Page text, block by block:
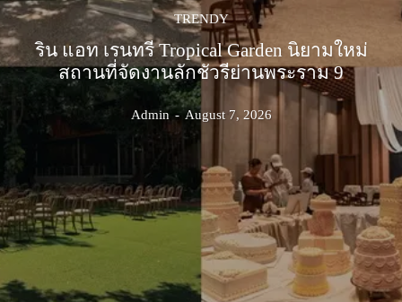
TRENDY
ริน แอท เรนทรี Tropical Garden นิยามใหม่
สถานที่จัดงานลักชัวรีย่านพระราม 9
Admin - August 7, 2026